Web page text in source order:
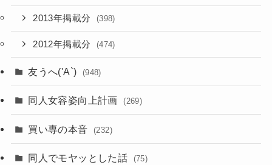
2013年掲載分 (398)
2012年掲載分 (474)
友うへ('A`) (948)
同人女容姿向上計画 (269)
買い専の本音 (232)
同人でモヤッとした話 (75)